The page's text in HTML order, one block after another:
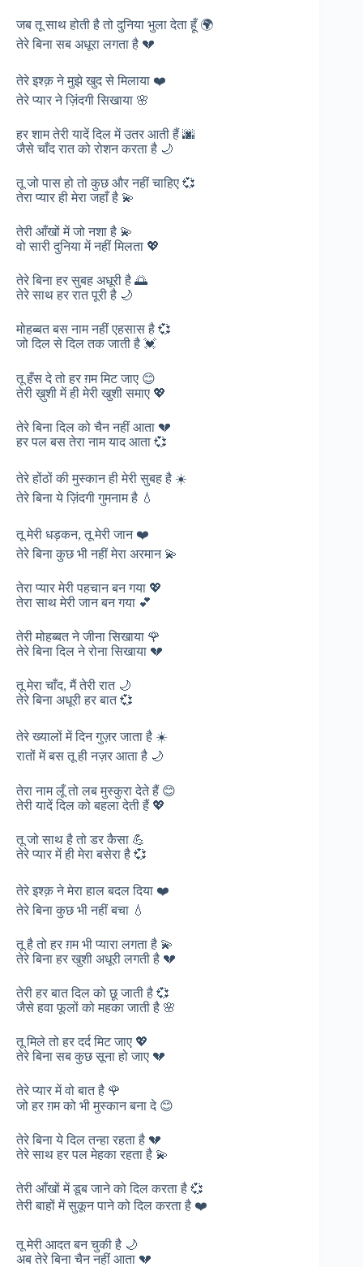
जब तू साथ होती है तो दुनिया भुला देता हूँ 🌍
तेरे बिना सब अधूरा लगता है 💔
तेरे इश्क़ ने मुझे खुद से मिलाया ❤️
तेरे प्यार ने ज़िंदगी सिखाया 🌸
हर शाम तेरी यादें दिल में उतर आती हैं 🌆
जैसे चाँद रात को रोशन करता है 🌙
तू जो पास हो तो कुछ और नहीं चाहिए 💞
तेरा प्यार ही मेरा जहाँ है 💫
तेरी आँखों में जो नशा है 💫
वो सारी दुनिया में नहीं मिलता 💖
तेरे बिना हर सुबह अधूरी है 🌅
तेरे साथ हर रात पूरी है 🌙
मोहब्बत बस नाम नहीं एहसास है 💞
जो दिल से दिल तक जाती है 💓
तू हँस दे तो हर ग़म मिट जाए 😊
तेरी ख़ुशी में ही मेरी खुशी समाए 💖
तेरे बिना दिल को चैन नहीं आता 💔
हर पल बस तेरा नाम याद आता 💞
तेरे होंठों की मुस्कान ही मेरी सुबह है ☀️
तेरे बिना ये ज़िंदगी गुमनाम है 💧
तू मेरी धड़कन, तू मेरी जान ❤️
तेरे बिना कुछ भी नहीं मेरा अरमान 💫
तेरा प्यार मेरी पहचान बन गया 💖
तेरा साथ मेरी जान बन गया 💕
तेरी मोहब्बत ने जीना सिखाया 🌹
तेरे बिना दिल ने रोना सिखाया 💔
तू मेरा चाँद, मैं तेरी रात 🌙
तेरे बिना अधूरी हर बात 💞
तेरे ख्यालों में दिन गुज़र जाता है ☀️
रातों में बस तू ही नज़र आता है 🌙
तेरा नाम लूँ तो लब मुस्कुरा देते हैं 😊
तेरी यादें दिल को बहला देती हैं 💖
तू जो साथ है तो डर कैसा 💪
तेरे प्यार में ही मेरा बसेरा है 💞
तेरे इश्क़ ने मेरा हाल बदल दिया ❤️
तेरे बिना कुछ भी नहीं बचा 💧
तू है तो हर ग़म भी प्यारा लगता है 💫
तेरे बिना हर खुशी अधूरी लगती है 💔
तेरी हर बात दिल को छू जाती है 💞
जैसे हवा फूलों को महका जाती है 🌸
तू मिले तो हर दर्द मिट जाए 💖
तेरे बिना सब कुछ सूना हो जाए 💔
तेरे प्यार में वो बात है 🌹
जो हर ग़म को भी मुस्कान बना दे 😊
तेरे बिना ये दिल तन्हा रहता है 💔
तेरे साथ हर पल मेहका रहता है 💫
तेरी आँखों में डूब जाने को दिल करता है 💞
तेरी बाहों में सुकून पाने को दिल करता है ❤️
तू मेरी आदत बन चुकी है 🌙
अब तेरे बिना चैन नहीं आता 💔